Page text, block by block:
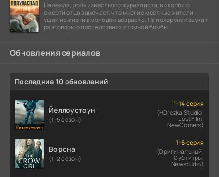
Надежда, дочь известного журналиста, в скорби о
смерти отца замечает, что многие местные жители
ушли из жизни в молодом возрасте. На похоронах звучат
разговоры о последствиях атомной бомбы.
Обновления сериалов
Последние 10 обновлений
Йеллоустоун
(1-5 сезон)
1-14 серия
(HDrezka Studio,
LostFilm,
NewComers)
Ворона
(1-2 сезон)
1-6 серия
(Оригинальный,
Субтитры,
Newstudio)